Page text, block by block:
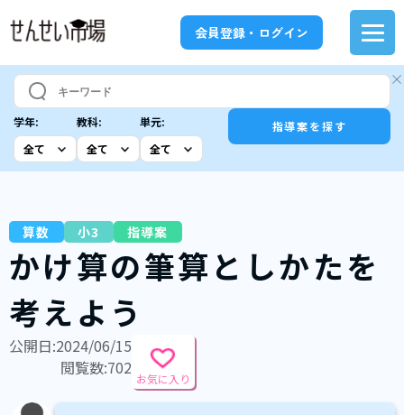
会員登録・ログイン
学年: 教科: 単元: 指導案を探す
算数 小3 指導案
かけ算の筆算としかたを
考えよう
公開日:2024/06/15
閲覧数:702
お気に入り